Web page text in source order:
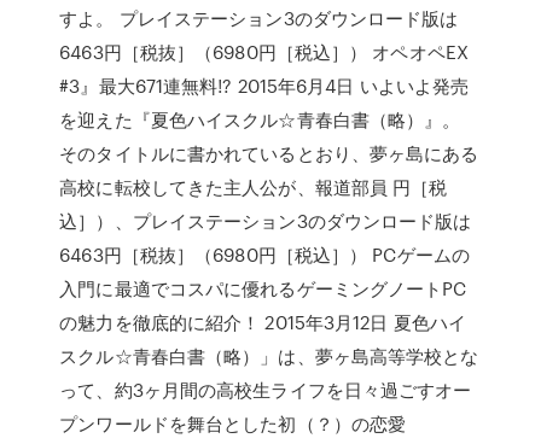
すよ。 プレイステーション3のダウンロード版は
6463円［税抜］（6980円［税込］） オペオペEX
#3』最大671連無料!? 2015年6月4日 いよいよ発売
を迎えた『夏色ハイスクル☆青春白書（略）』。
そのタイトルに書かれているとおり、夢ヶ島にある
高校に転校してきた主人公が、報道部員 円［税
込］）、プレイステーション3のダウンロード版は
6463円［税抜］（6980円［税込］） PCゲームの
入門に最適でコスパに優れるゲーミングノートPC
の魅力を徹底的に紹介！ 2015年3月12日 夏色ハイ
スクル☆青春白書（略）」は、夢ヶ島高等学校とな
って、約3ヶ月間の高校生ライフを日々過ごすオー
プンワールドを舞台とした初（？）の恋愛